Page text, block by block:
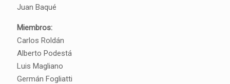
Juan Baqué
Miembros:
Carlos Roldán
Alberto Podestá
Luis Magliano
Germán Fogliatti